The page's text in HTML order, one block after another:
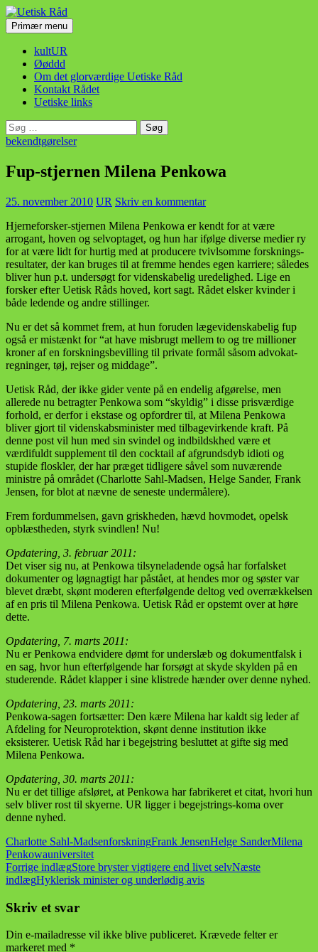
Hop
til
indhold
Uetisk Råd
SøgPrimær menu
kultUR
Øøddd
Om det glorværdige Uetiske Råd
Kontakt Rådet
Uetiske links
Søg
efter:
bekendtgørelser
Fup-stjernen Milena Penkowa
25. november 2010 UR Skriv en kommentar
Hjerneforsker-stjernen Milena Penkowa er kendt for at være
arrogant, hoven og selvoptaget, og hun har ifølge diverse medier ry
for at være lidt for hurtig med at producere tvivlsomme forsknings­
resultater, der kan bruges til at fremme hendes egen karriere; således
bliver hun p.t. undersøgt for videnskabelig uredelighed. Lige en
forsker efter Uetisk Råds hoved, kort sagt. Rådet elsker kvinder i
både ledende og andre stillinger.
Nu er det så kommet frem, at hun foruden lægevidenskabelig fup
også er mistænkt for “at have misbrugt mellem to og tre millioner
kroner af en forskningsbevilling til private formål såsom advokat­
regninger, tøj, rejser og middage”.
Uetisk Råd, der ikke gider vente på en endelig afgørelse, men
allerede nu betragter Penkowa som “skyldig” i disse prisværdige
forhold, er derfor i ekstase og opfordrer til, at Milena Penkowa
bliver gjort til videnskabsminister med tilbagevirkende kraft. På
denne post vil hun med sin svindel og indbildskhed være et
værdifuldt supplement til den cocktail af afgrundsdyb idioti og
stupide floskler, der har præget tidligere såvel som nuværende
ministre på området (Charlotte Sahl-Madsen, Helge Sander, Frank
Jensen, for blot at nævne de seneste undermålere).
Frem fordummelsen, gavn griskheden, hævd hovmodet, opelsk
opblæstheden, styrk svindlen! Nu!
Opdatering, 3. februar 2011:
Det viser sig nu, at Penkowa tilsyneladende også har forfalsket
dokumenter og løgnagtigt har påstået, at hendes mor og søster var
blevet dræbt, skønt moderen efterfølgende deltog ved overrækkelsen
af en pris til Milena Penkowa. Uetisk Råd er opstemt over at høre
dette.
Opdatering, 7. marts 2011:
Nu er Penkowa endvidere dømt for underslæb og dokumentfalsk i
en sag, hvor hun efterfølgende har forsøgt at skyde skylden på en
studerende. Rådet klapper i sine klistrede hænder over denne nyhed.
Opdatering, 23. marts 2011:
Penkowa-sagen fortsætter: Den kære Milena har kaldt sig leder af
Afdeling for Neuroprotektion, skønt denne institution ikke
eksisterer. Uetisk Råd har i begejstring besluttet at gifte sig med
Milena Penkowa.
Opdatering, 30. marts 2011:
Nu er det tillige afsløret, at Penkowa har fabrikeret et citat, hvori hun
selv bliver rost til skyerne. UR ligger i begejstrings-koma over
denne nyhed.
Charlotte Sahl-MadsenforskningFrank JensenHelge SanderMilena
Penkowauniversitet
Indlægsnavigation
Forrige indlægStore bryster vigtigere end livet selvNæste
indlægHyklerisk minister og underlødig avis
Skriv et svar
Din e-mailadresse vil ikke blive publiceret. Krævede felter er
markeret med *